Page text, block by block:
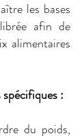
les bases
afin de
alimentaires
:
du poids,